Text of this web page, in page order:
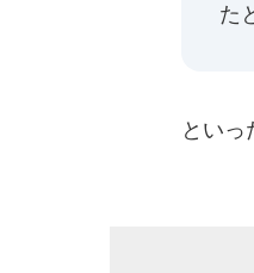
た
といっ